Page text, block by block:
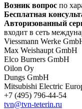
Возник вопрос по
Бесплатная
Авторизованный
входит в сеть
Viessmann Werke
Max Weishaupt GmbH
Elco Burners GmbH
Oilon Oy
Dungs GmbH
Mitsubishi Electric
+7 (495) 796-44-54
tvn@tvn-teterin.ru